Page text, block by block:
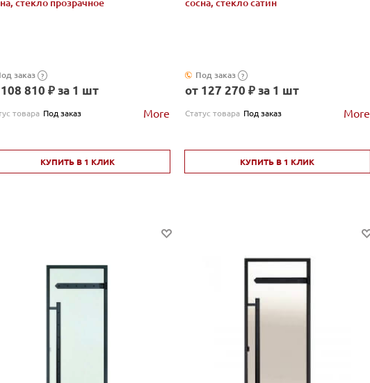
заказ ?
810 ₽ за 1 шт
товара Под заказ More
КУПИТЬ В 1 КЛИК
Под заказ ?
от 127 270 ₽ за 1 шт
Статус товара Под заказ More
КУПИТЬ В 1 КЛИК